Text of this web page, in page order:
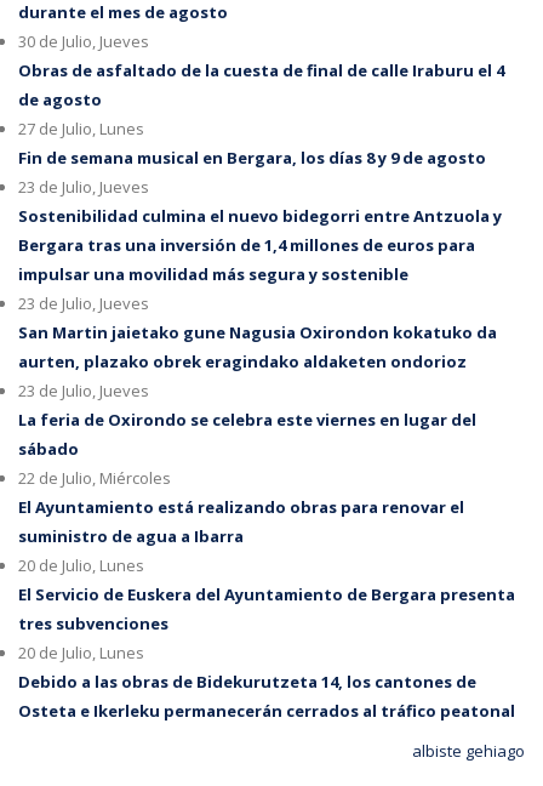
durante el mes de agosto
30 de Julio, Jueves
Obras de asfaltado de la cuesta de final de calle Iraburu el 4
de agosto
27 de Julio, Lunes
Fin de semana musical en Bergara, los días 8 y 9 de agosto
23 de Julio, Jueves
Sostenibilidad culmina el nuevo bidegorri entre Antzuola y
Bergara tras una inversión de 1,4 millones de euros para
impulsar una movilidad más segura y sostenible
23 de Julio, Jueves
San Martin jaietako gune Nagusia Oxirondon kokatuko da
aurten, plazako obrek eragindako aldaketen ondorioz
23 de Julio, Jueves
La feria de Oxirondo se celebra este viernes en lugar del
sábado
22 de Julio, Miércoles
El Ayuntamiento está realizando obras para renovar el
suministro de agua a Ibarra
20 de Julio, Lunes
El Servicio de Euskera del Ayuntamiento de Bergara presenta
tres subvenciones
20 de Julio, Lunes
Debido a las obras de Bidekurutzeta 14, los cantones de
Osteta e Ikerleku permanecerán cerrados al tráfico peatonal
albiste gehiago